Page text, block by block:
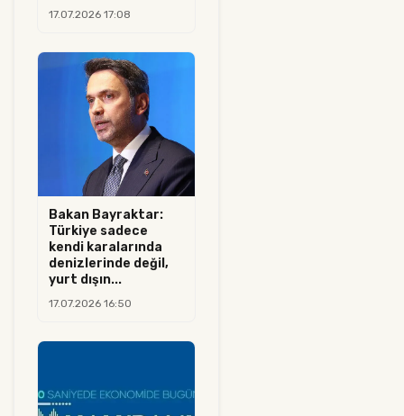
17.07.2026 17:08
Bakan Bayraktar:
Türkiye sadece
kendi karalarında
denizlerinde değil,
yurt dışın...
17.07.2026 16:50